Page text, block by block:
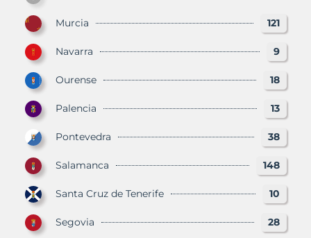
Murcia 121
Navarra 9
Ourense 18
Palencia 13
Pontevedra 38
Salamanca 148
Santa Cruz de Tenerife 10
Segovia 28